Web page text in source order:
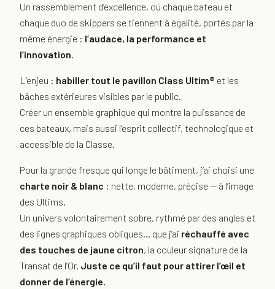
Un rassemblement d’excellence, où chaque bateau et
chaque duo de skippers se tiennent à égalité, portés par la
même énergie : l’audace, la performance et
l’innovation.
L’enjeu : habiller tout le pavillon Class Ultim® et les
bâches extérieures visibles par le public.
Créer un ensemble graphique qui montre la puissance de
ces bateaux, mais aussi l’esprit collectif, technologique et
accessible de la Classe.
Pour la grande fresque qui longe le bâtiment, j’ai choisi une
charte noir & blanc : nette, moderne, précise — à l’image
des Ultims.
Un univers volontairement sobre, rythmé par des angles et
des lignes graphiques obliques… que j’ai réchauffé avec
des touches de jaune citron, la couleur signature de la
Transat de l’Or. Juste ce qu’il faut pour attirer l’œil et
donner de l’énergie.